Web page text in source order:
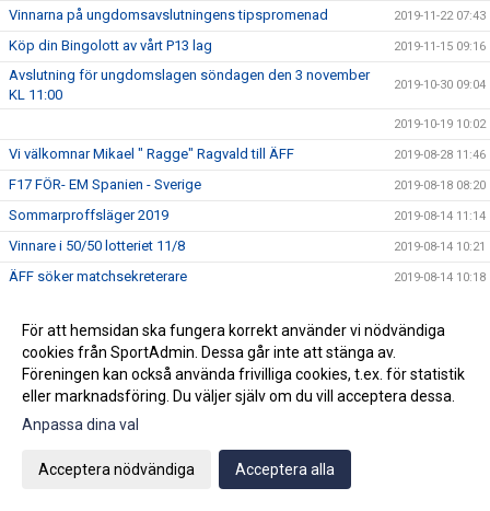
Vinnarna på ungdomsavslutningens tipspromenad 2019-11-22 07:43
Köp din Bingolott av vårt P13 lag 2019-11-15 09:16
Avslutning för ungdomslagen söndagen den 3 november
KL 11:00
2019-10-30 09:04
2019-10-19 10:02
Vi välkomnar Mikael " Ragge" Ragvald till ÄFF 2019-08-28 11:46
F17 FÖR- EM Spanien - Sverige 2019-08-18 08:20
Sommarproffsläger 2019 2019-08-14 11:14
Vinnare i 50/50 lotteriet 11/8 2019-08-14 10:21
ÄFF söker matchsekreterare 2019-08-14 10:18
Kalle är på semester 2019-08-10 09:14
Klubbchefen Helena Wennerström presenterar sig 2019-08-07 08:52
FitLine är ny samarbetspartner 2019-08-03 14:21
ÄFF söker matchsekreterare
Flera lag drar igång igen
Bemanning på våra kanslier i sommar
För att hemsidan ska fungera korrekt använder vi nödvändiga
cookies från SportAdmin. Dessa går inte att stänga av.
Föreningen kan också använda frivilliga cookies, t.ex. för statistik
eller marknadsföring. Du väljer själv om du vill acceptera dessa.
Anpassa dina val
Acceptera nödvändiga Acceptera alla